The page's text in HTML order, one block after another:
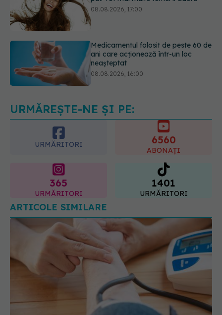
Medicamentul folosit de peste 60 de
Transpirații nocturne: semnul ignorat
care poate ascunde probleme
URMĂREȘTE-NE ȘI PE:
URMĂRITORI 6560
ABONAȚI
365
URMĂRITORI
1401
URMĂRITORI
ARTICOLE SIMILARE